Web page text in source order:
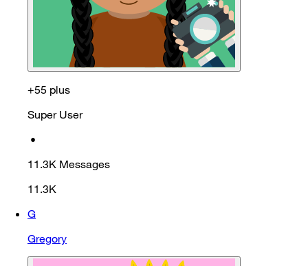
+55 plus
Super User
•
11.3K Messages
11.3K
G
Gregory